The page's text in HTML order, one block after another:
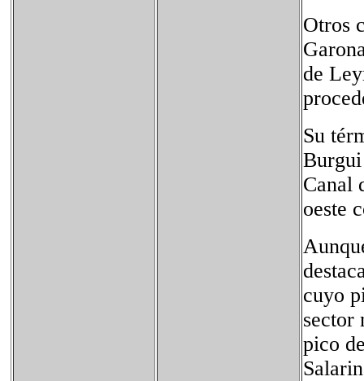
Otros
de
Su
Canal
oeste
cuyo
sector
pico